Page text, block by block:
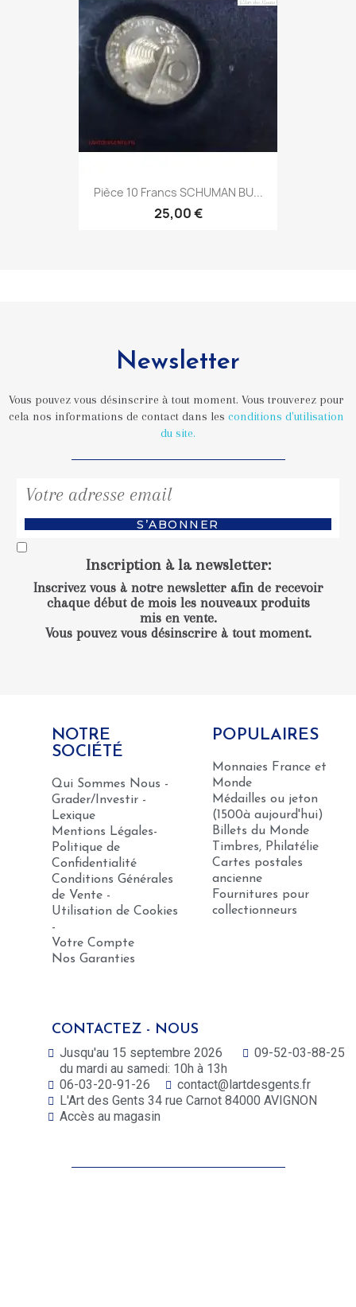
Pièce 10 Francs SCHUMAN BU...
25,00 €
Newsletter
Vous pouvez vous désinscrire à tout moment. Vous trouverez pour
cela nos informations de contact dans les conditions d'utilisation
du site.
S’ABONNER
Inscription à la newsletter:
Inscrivez vous à notre newsletter afin de recevoir
chaque début de mois les nouveaux produits
mis en vente.
Vous pouvez vous désinscrire à tout moment.
NOTRE
SOCIÉTÉ
Qui Sommes Nous -
Grader/Investir -
Lexique
Mentions Légales-
Politique de
Confidentialité
Conditions Générales
de Vente -
Utilisation de Cookies
-
Votre Compte
Nos Garanties
POPULAIRES
Monnaies France et
Monde
Médailles ou jeton
(1500à aujourd'hui)
Billets du Monde
Timbres, Philatélie
Cartes postales
ancienne
Fournitures pour
collectionneurs
CONTACTEZ - NOUS
Jusqu'au 15 septembre 2026
du mardi au samedi: 10h à 13h
09-52-03-88-25
06-03-20-91-26
contact@lartdesgents.fr
L'Art des Gents 34 rue Carnot 84000 AVIGNON
Accès au magasin